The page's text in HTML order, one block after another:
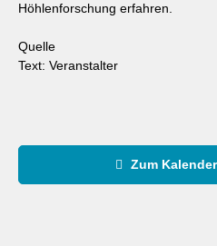
Höhlenforschung erfahren.
Quelle
Text: Veranstalter
Zum